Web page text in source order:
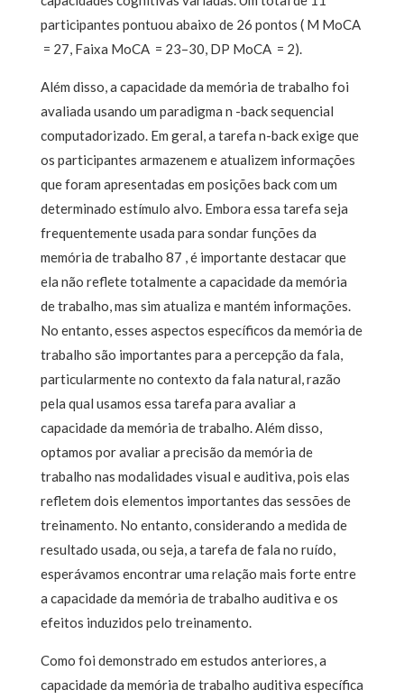
participantes pontuou abaixo de 26 pontos ( M MoCA
= 27, Faixa MoCA = 23–30, DP MoCA = 2).
Além disso, a capacidade da memória de trabalho foi
avaliada usando um paradigma n -back sequencial
computadorizado. Em geral, a tarefa n-back exige que
os participantes armazenem e atualizem informações
que foram apresentadas em posições back com um
determinado estímulo alvo. Embora essa tarefa seja
frequentemente usada para sondar funções da
memória de trabalho 87 , é importante destacar que
ela não reflete totalmente a capacidade da memória
de trabalho, mas sim atualiza e mantém informações.
No entanto, esses aspectos específicos da memória de
trabalho são importantes para a percepção da fala,
particularmente no contexto da fala natural, razão
pela qual usamos essa tarefa para avaliar a
capacidade da memória de trabalho. Além disso,
optamos por avaliar a precisão da memória de
trabalho nas modalidades visual e auditiva, pois elas
refletem dois elementos importantes das sessões de
treinamento. No entanto, considerando a medida de
resultado usada, ou seja, a tarefa de fala no ruído,
esperávamos encontrar uma relação mais forte entre
a capacidade da memória de trabalho auditiva e os
efeitos induzidos pelo treinamento.
Como foi demonstrado em estudos anteriores, a
capacidade da memória de trabalho auditiva específica